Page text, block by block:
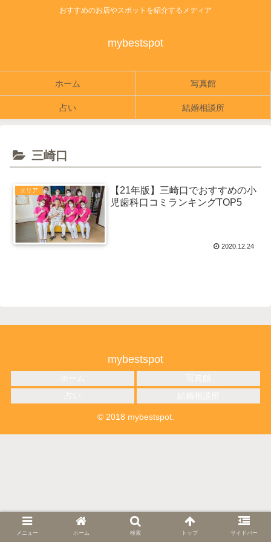
おすすめのお店やスポットを紹介するメディア
mybestspot
ホーム 写真館
占い 結婚相談所
三崎口
エリア
【21年版】三崎口でおすすめの小
児歯科口コミランキングTOP5
2020.12.24
mybestspot
© 2018 mybestspot.
メニュー ホーム 検索 トップ サイドバー